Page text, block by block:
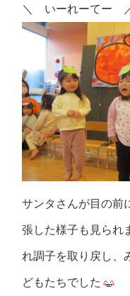
＼ いーれーてー
サンタさんが目の前
張した様子も見られ
れ調子を取り戻し、
どもたちでした